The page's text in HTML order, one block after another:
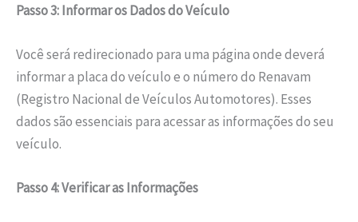
Passo 3: Informar os Dados do Veículo
Você será redirecionado para uma página onde deverá
informar a placa do veículo e o número do Renavam
(Registro Nacional de Veículos Automotores). Esses
dados são essenciais para acessar as informações do seu
veículo.
Passo 4: Verificar as Informações